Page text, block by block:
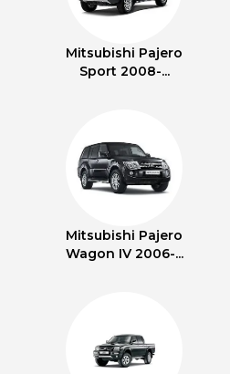
Mitsubishi Pajero
Sport 2008-...
Mitsubishi Pajero
Wagon IV 2006-...